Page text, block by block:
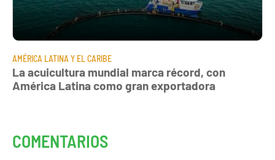
AMÉRICA LATINA Y EL CARIBE
La acuicultura mundial marca récord, con
América Latina como gran exportadora
COMENTARIOS